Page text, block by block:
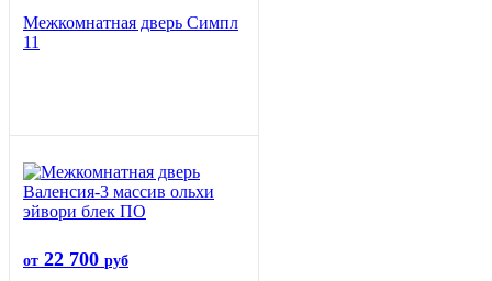
Межкомнатная дверь Симпл
11
от 22 700 руб